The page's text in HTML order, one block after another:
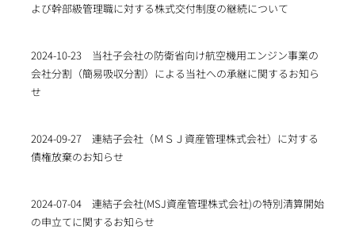
よび幹部級管理職に対する株式交付制度の継続について
2024-10-23
当社子会社の防衛省向け航空機用エンジン事業の
会社分割（簡易吸収分割）による当社への承継に関するお知ら
せ
2024-09-27
連結子会社（ＭＳＪ資産管理株式会社）に対する
債権放棄のお知らせ
2024-07-04
連結子会社(MSJ資産管理株式会社)の特別清算開始
の申立てに関するお知らせ